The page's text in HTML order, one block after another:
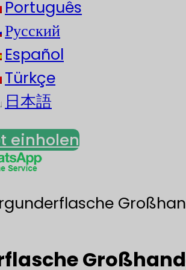
Português
Русский
Español
Türkçe
日本語
einholen